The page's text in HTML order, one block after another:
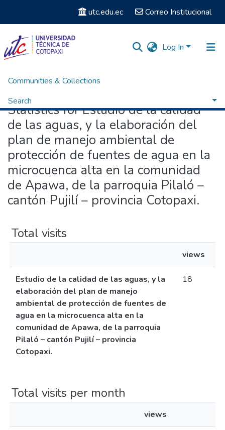
utc.edu.ec Correo Institucional
Log In
Communities & Collections
Search
Home Statistics
Statistics for Estudio de la calidad
de las aguas, y la elaboración del
plan de manejo ambiental de
protección de fuentes de agua en la
microcuenca alta en la comunidad
de Apawa, de la parroquia Pilaló –
cantón Pujilí – provincia Cotopaxi.
Total visits
views
Estudio de la calidad de las aguas, y la
elaboración del plan de manejo
ambiental de protección de fuentes de
agua en la microcuenca alta en la
comunidad de Apawa, de la parroquia
Pilaló – cantón Pujilí – provincia
Cotopaxi.
18
Total visits per month
views